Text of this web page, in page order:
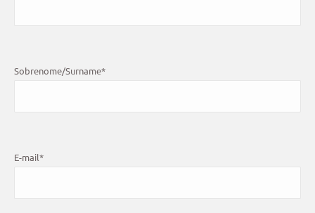
Sobrenome/Surname*
E-mail*